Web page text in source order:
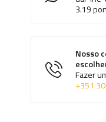
3.19
Nosso
Fazer
+351